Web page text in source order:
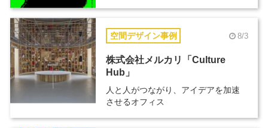
空間デザイン事例 8/3
株式会社メルカリ「Culture
Hub」
人と人がつながり、アイデアを加速
させるオフィス